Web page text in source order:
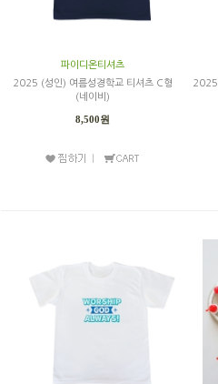
파이디온티셔츠
2025 (성인) 여름성경학교 티셔츠 C형
(네이비)
8,500원
2025